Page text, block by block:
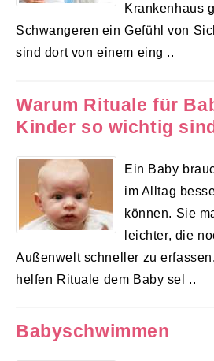
Krankenhaus
Schwangeren ein Gefühl von
sind dort von einem eing ..
Warum Rituale für
Kinder so wichtig
Ein Baby
im Alltag
können. Sie
leichter, die
Außenwelt schneller zu
helfen Rituale dem Baby sel ..
Babyschwimmen